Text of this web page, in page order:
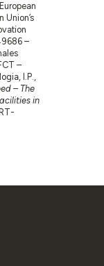
Union’s
–
–
I.P.,
– The
in